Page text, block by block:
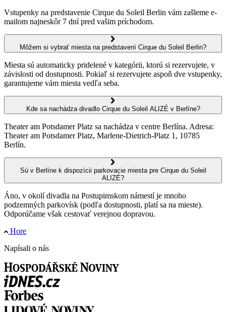
Vstupenky na predstavenie Cirque du Soleil Berlin vám zašleme e-
mailom najneskôr 7 dní pred vašim príchodom.
Môžem si vybrať miesta na predstavení Cirque du Soleil Berlin?
Miesta sú automaticky pridelené v kategórii, ktorú si rezervujete, v
závislosti od dostupnosti. Pokiaľ si rezervujete aspoň dve vstupenky,
garantujeme vám miesta vedľa seba.
Kde sa nachádza divadlo Cirque du Soleil ALIZÉ v Berlíne?
Theater am Potsdamer Platz sa nachádza v centre Berlína. Adresa:
Theater am Potsdamer Platz, Marlene-Dietrich-Platz 1, 10785
Berlín.
Sú v Berlíne k dispozícii parkovacie miesta pre Cirque du Soleil
ALIZÉ?
Áno, v okolí divadla na Postupimskom námestí je mnoho
podzemných parkovísk (podľa dostupnosti, platí sa na mieste).
Odporúčame však cestovať verejnou dopravou.
Hore
Napísali o nás